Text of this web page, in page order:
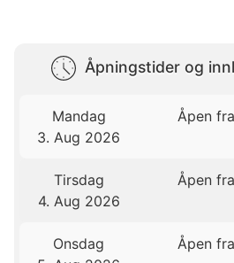
Åpningstider og
Mandag
3. Aug 2026
Åpen
Tirsdag
4. Aug 2026
Åpen
Onsdag
Åpen